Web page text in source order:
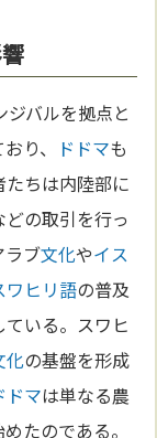
バルを拠点と
り、 ドドマも
ちは内陸部に
どの取引を行っ
ラブ文化やイス
ワヒリ語の普及
ている。スワヒ
化の基盤を形成
ドマは単なる農
たのである。